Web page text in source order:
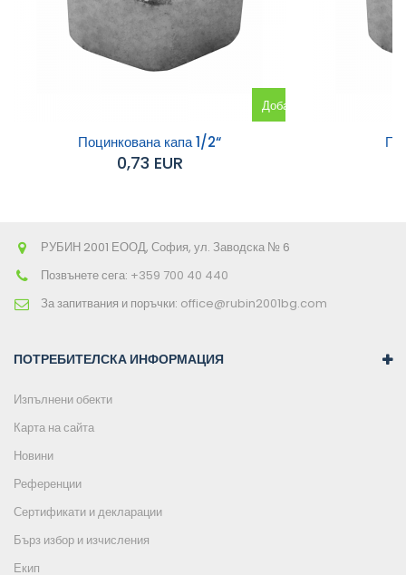
Добавяне
Поцинкована капа 1/2“
0,73 EUR
РУБИН 2001 ЕООД, София, ул. Заводска № 6
Позвънете сега: +359 700 40 440
За запитвания и поръчки: office@rubin2001bg.com
ПОТРЕБИТЕЛСКА ИНФОРМАЦИЯ
Изпълнени обекти
Карта на сайта
Новини
Референции
Сертификати и декларации
Бърз избор и изчисления
Екип